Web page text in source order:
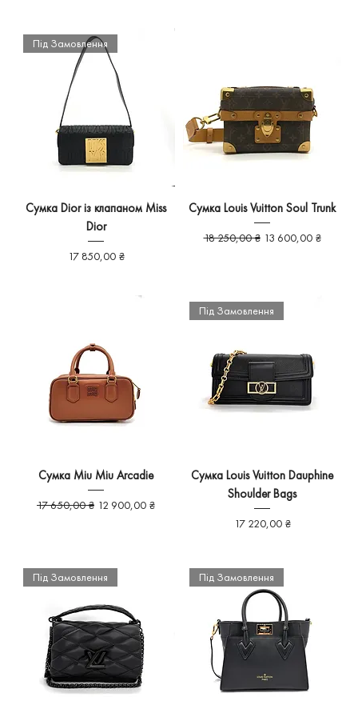
Під Замовлення
Сумка Dior із клапаном Miss
Dior
Ціна
17 850,00 ₴
Сумка Louis Vuitton Soul Trunk
Звичайна ціна
18 250,00 ₴ За розпродажем
13 600,00 ₴
Сумка Miu Miu Arcadie
Звичайна ціна
17 650,00 ₴ За розпродажем
12 900,00 ₴
Під Замовлення
Сумка Louis Vuitton Dauphine
Shoulder Bags
Ціна
17 220,00 ₴
Під Замовлення Під Замовлення